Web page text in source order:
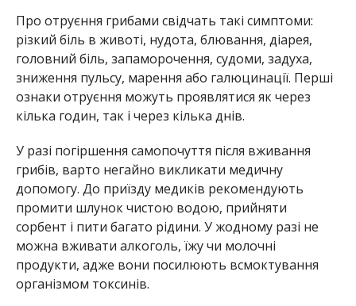
Про отруєння грибами свідчать такі симптоми:
різкий біль в животі, нудота, блювання, діарея,
головний біль, запаморочення, судоми, задуха,
зниження пульсу, марення або галюцинації. Перші
ознаки отруєння можуть проявлятися як через
кілька годин, так і через кілька днів.
У разі погіршення самопочуття після вживання
грибів, варто негайно викликати медичну
допомогу. До приїзду медиків рекомендують
промити шлунок чистою водою, прийняти
сорбент і пити багато рідини. У жодному разі не
можна вживати алкоголь, їжу чи молочні
продукти, адже вони посилюють всмоктування
організмом токсинів.